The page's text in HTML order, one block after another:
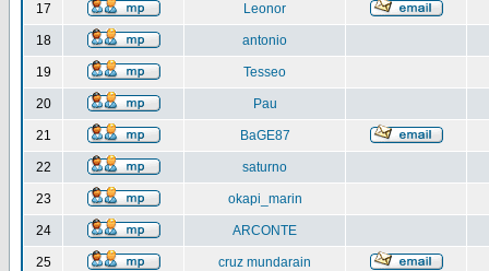
17 Leonor
18 antonio
19 Tesseo
20 Pau
21 BaGE87
22 saturno
23 okapi_marin
24 ARCONTE
25 cruz mundarain